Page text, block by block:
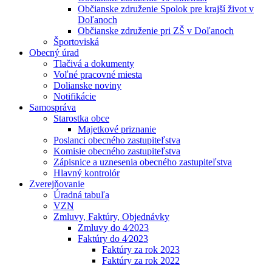
Občianske združenie Spolok pre krajší život v
Doľanoch
Občianske združenie pri ZŠ v Doľanoch
Športoviská
Obecný úrad
Tlačivá a dokumenty
Voľné pracovné miesta
Dolianske noviny
Notifikácie
Samospráva
Starostka obce
Majetkové priznanie
Poslanci obecného zastupiteľstva
Komisie obecného zastupiteľstva
Zápisnice a uznesenia obecného zastupiteľstva
Hlavný kontrolór
Zverejňovanie
Úradná tabuľa
VZN
Zmluvy, Faktúry, Objednávky
Zmluvy do 4⁄2023
Faktúry do 4⁄2023
Faktúry za rok 2023
Faktúry za rok 2022